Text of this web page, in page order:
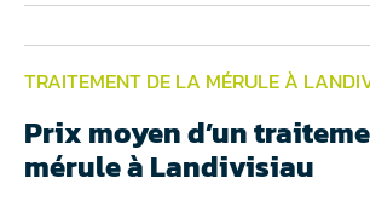
TRAITEMENT DE LA MÉRULE À
Prix moyen d’un
mérule à Landivisiau